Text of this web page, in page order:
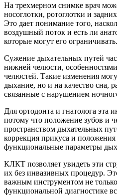
На трехмерном снимке врач
носоглотки, ротоглотки и
Это дает понимание того,
воздушный поток и есть ли
которые могут его ограничивать.
Сужение дыхательных путей
нижней челюсти,
челюстей. Такие изменения
дыхание, но и на качество сна,
связанные с нарушением
Для ортодонта и гнатолога эта
потому что положение зубов и
пространством дыхательных
коррекция прикуса и
функциональные параметры
КЛКТ позволяет увидеть эти
их без инвазивных процедур.
важным инструментом не
функциональной диагностике